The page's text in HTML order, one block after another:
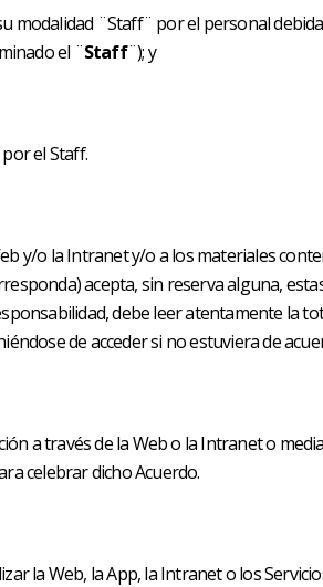
modalidad ¨Staff¨ por el personal
el ¨Staff¨); y
el Staff.
y/o la Intranet y/o a los materiales
acepta, sin reserva alguna,
debe leer atentamente la
de acceder si no estuviera de
a través de la Web o la Intranet o
celebrar dicho Acuerdo.
la Web, la App, la Intranet o los